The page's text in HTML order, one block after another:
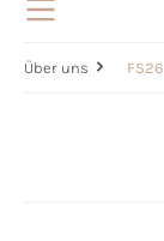
Über uns FS26